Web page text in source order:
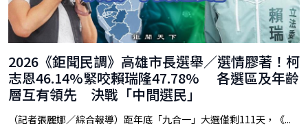
2026《鉅聞民調》高雄市長選舉／選情膠著！柯
志恩46.14%緊咬賴瑞隆47.78% 各選區及年齡
層互有領先 決戰「中間選民」
（記者張麗娜／綜合報導）距年底「九合一」大選僅剩111天，《...